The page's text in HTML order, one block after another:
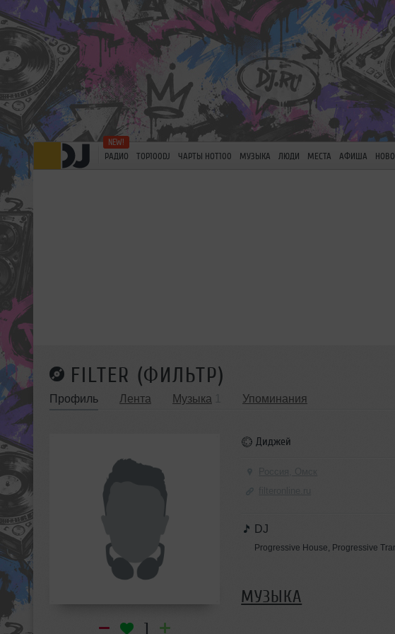
РАДИО TOP100DJ ЧАРТЫ HOT100 МУЗЫКА ЛЮДИ МЕСТА АФИША
FILTER (ФИЛЬТР)
Профиль Лента Музыка Упоминания
1
Диджей
DJ
Progressive House, Progressive
МУЗЫКА